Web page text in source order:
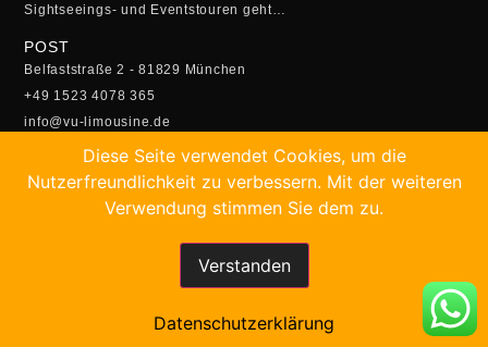
Sightseeings- und Eventstouren geht…
POST
Belfaststraße 2 - 81829 München
+49 1523 4078 365
info@vu-limousine.de
Montag - Freitag:
05:00 Uhr - 23:00 Uhr
Samstag- Sonntag:
Buchen Sie Ihren Transfer online!
Diese Seite verwendet Cookies, um die
Nutzerfreundlichkeit zu verbessern. Mit der weiteren
Verwendung stimmen Sie dem zu.
Verstanden
Datenschutzerklärung